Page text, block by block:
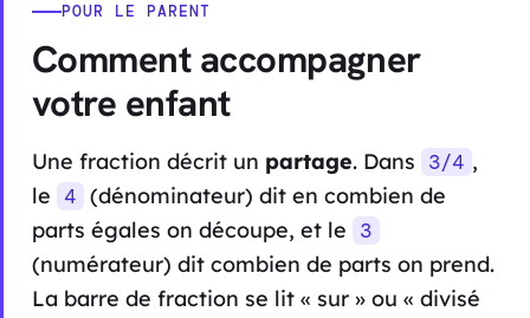
POUR LE PARENT
Comment accompagner
votre enfant
Une fraction décrit un partage. Dans 3/4 ,
le 4 (dénominateur) dit en combien de
parts égales on découpe, et le 3
(numérateur) dit combien de parts on prend.
La barre de fraction se lit « sur » ou « divisé